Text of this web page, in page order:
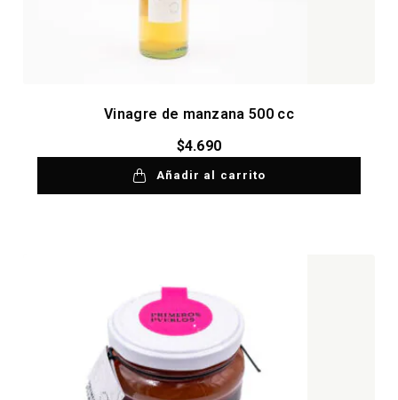
Vinagre de manzana 500 cc
$4.690
Añadir al carrito